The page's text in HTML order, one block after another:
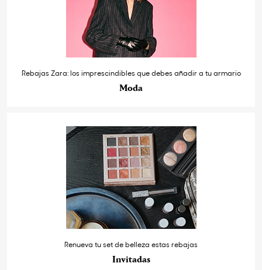
Rebajas Zara: los imprescindibles que debes añadir a tu armario
Moda
Renueva tu set de belleza estas rebajas
Invitadas